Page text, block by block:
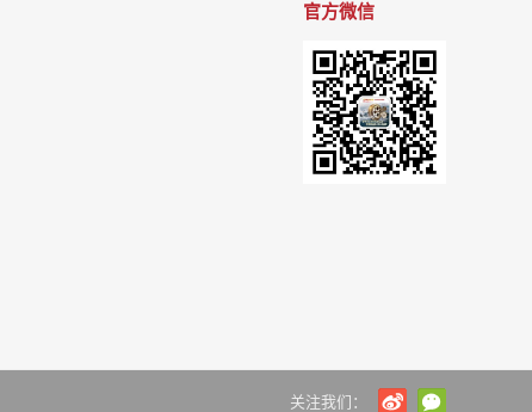
官方微信
关注我们：